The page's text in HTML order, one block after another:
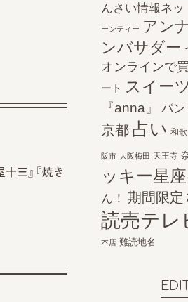
三』『焼き
んさい情報ネッ
ーンティー アン
ンバサダー
オンラインで
ート
スイー
『anna』
パン
京都 占い 和
阪市 大阪梅田 天王寺
ッキー星座
ん！ 期間限定
読売テレ
本店 難読地名